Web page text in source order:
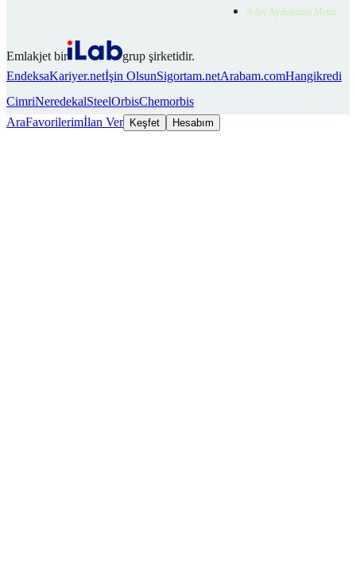
Aday Aydınlatma Metni
Emlakjet bir
grup şirketidir.
EndeksaKariyer.netİşin OlsunSigortam.netArabam.comHangikredi
CimriNeredekalSteelOrbisChemorbis
AraFavorilerimİlan Ver Keşfet Hesabım